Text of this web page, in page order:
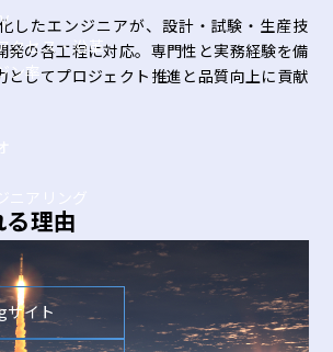
クセス・沿革
率
イト
したエンジニアが、設計・試験・生産技
発の各工程に対応。専門性と実務経験を備
としてプロジェクト推進と品質向上に貢献
理由